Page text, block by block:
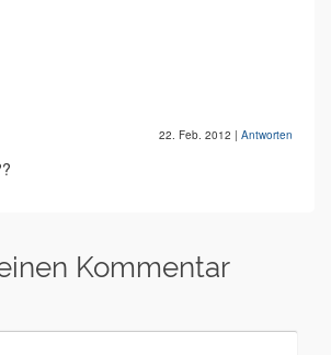
22. Feb. 2012 | Antworten
Kommentar